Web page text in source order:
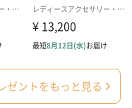
えていますので、ギフト
い手書きならではの伸び
ゼントをもっと見る